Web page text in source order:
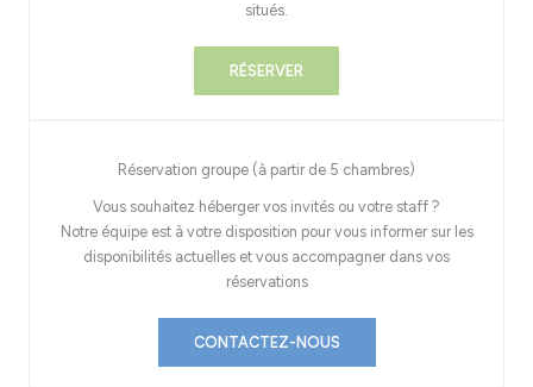
situés.
RÉSERVER
Réservation groupe (à partir de 5 chambres)
Vous souhaitez héberger vos invités ou votre staff ?
Notre équipe est à votre disposition pour vous informer sur les
disponibilités actuelles et vous accompagner dans vos
réservations
CONTACTEZ-NOUS